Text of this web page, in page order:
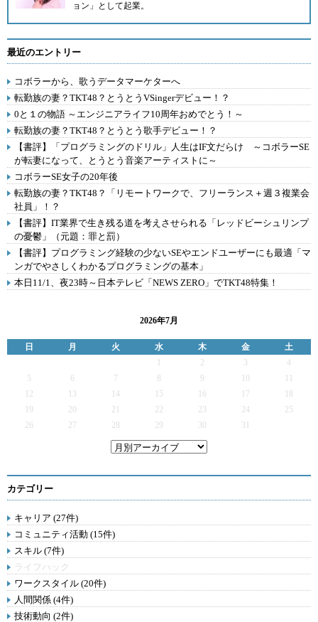
ョン 」として起業。
最近のエントリー
コボラーから、歌うデータマーケターへ
転勤族の妻？TKT48？とうとうVSingerデビュー！？
0と１の物語 ～エンジニアライフ10周年おめでとう！～
転勤族の妻？TKT48？とうとう歌手デビュー！？
【書評】「プログラミングのドリル」人生はIF文だらけ ～コボラーSE
が転妻になって、とうとう音楽アーティストに～
コボラーSE女子の20年後
転勤族の妻？TKT48？「リモートワークで、フリーランス＋週３複業会
社員」！？
【書評】IT業界で生き残る道を考えさせられる「レッドビーシュリンプ
の憂鬱」（元題：罪と罰）
【書評】プログラミング経験の少ないSEやエンドユーザーにも最適「マ
ンガでやさしくわかるプログラミングの基本」
本日11/1、夜23時～日本テレビ「NEWS ZERO」でTKT48特集！
2026年7月
日 月 火 水 木 金
土
2 3
4
5
6 7 9
12
13 14 15 16 17
19
20 21 22 23 24
25
26
27 28 29 30 31
カテゴリー
キャリア (27件)
コミュニティ活動 (15件)
スキル (7件)
ライフハック
ワークスタイル (20件)
人間関係 (4件)
技術動向 (2件)